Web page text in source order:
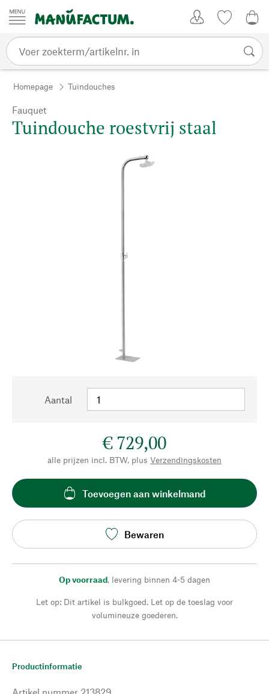
Passer au contenu
Homepage Tuindouches
Fauquet
Tuindouche roestvrij staal
Aantal
€ 729,00
alle prijzen incl. BTW, plus Verzendingskosten
Toevoegen aan winkelmand
Bewaren
Op voorraad, levering binnen 4-5 dagen
Let op: Dit artikel is bulkgoed. Let op de toeslag voor
volumineuze goederen.
Productinformatie